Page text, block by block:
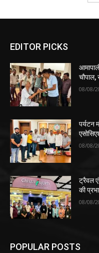
EDITOR PICKS
चौपाल,
08/08/
पर्यटन
08/08/
ट्रैवल
की
08/08/
POPULAR POSTS